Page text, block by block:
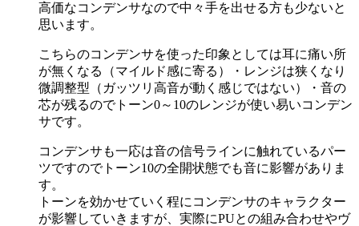
高価なコンデンサなので中々手を出せる方も少ないと
思います。
こちらのコンデンサを使った印象としては耳に痛い所
が無くなる（マイルド感に寄る）・レンジは狭くなり
微調整型（ガッツリ高音が動く感じではない）・音の
芯が残るのでトーン0～10のレンジが使い易いコンデン
サです。
コンデンサも一応は音の信号ラインに触れているパー
ツですのでトーン10の全開状態でも音に影響がありま
す。
トーンを効かせていく程にコンデンサのキャラクター
が影響していきますが、実際にPUとの組み合わせやヴ